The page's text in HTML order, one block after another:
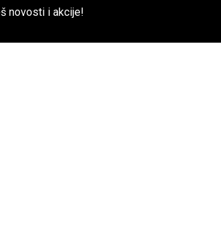
novosti i akcije!